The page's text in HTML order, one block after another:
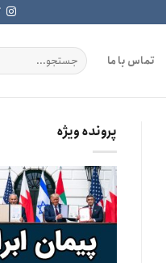
تماس با ما
پرونده ویژه